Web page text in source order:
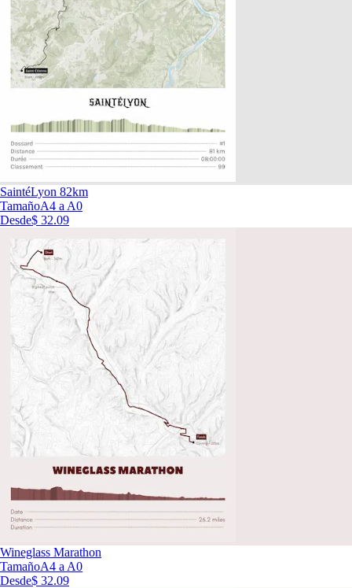
SaintéLyon 82km
TamañoA4 a A0
Desde$ 32.09
Wineglass Marathon
TamañoA4 a A0
Desde$ 32.09